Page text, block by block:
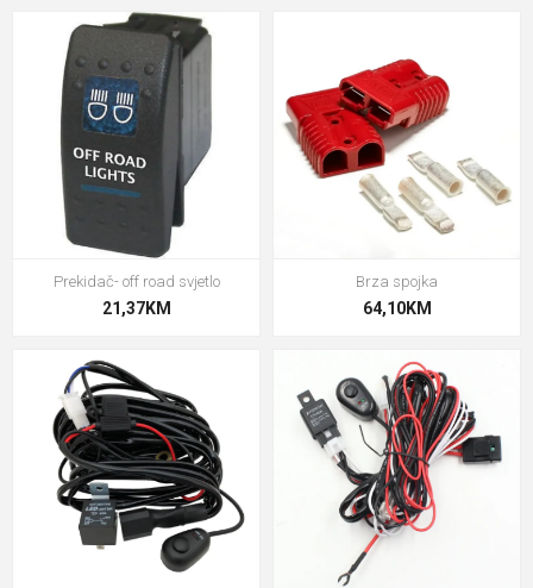
Prekidač- off road svjetlo
21,37KM
Brza spojka
64,10KM